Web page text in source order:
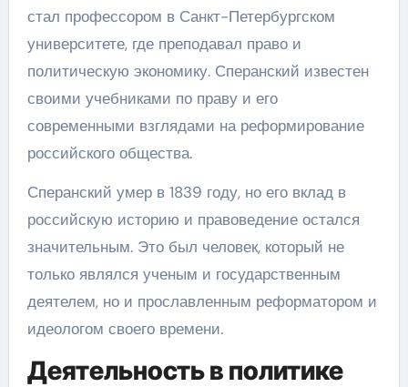
стал профессором в Санкт-Петербургском
университете, где преподавал право и
политическую экономику. Сперанский известен
своими учебниками по праву и его
современными взглядами на реформирование
российского общества.
Сперанский умер в 1839 году, но его вклад в
российскую историю и правоведение остался
значительным. Это был человек, который не
только являлся ученым и государственным
деятелем, но и прославленным реформатором и
идеологом своего времени.
Деятельность в политике